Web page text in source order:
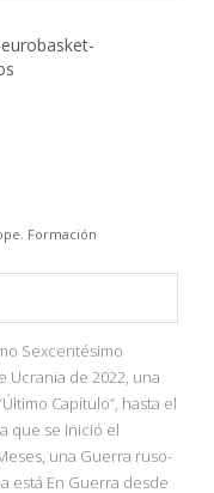
, Formación
Sexcentésimo
Ucrania de 2022, una
Capítulo”, hasta el
que se Inició el
una Guerra ruso-
está En Guerra desde